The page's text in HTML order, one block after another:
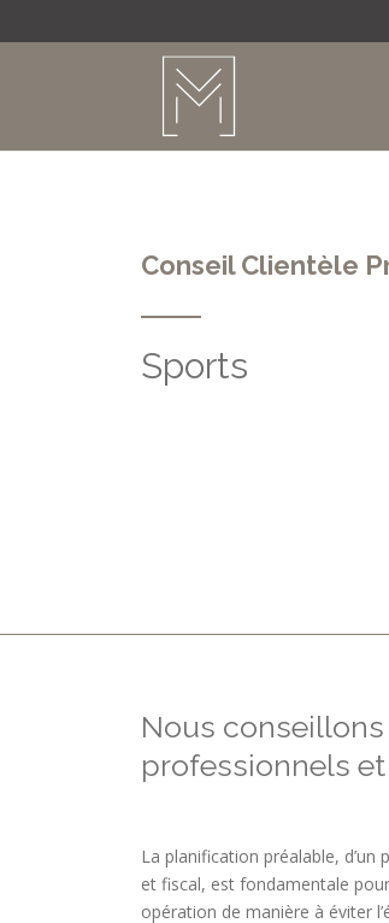
Conseil Clientèle
Sports
Nous
professionnels
La planification préalable, d’un
et fiscal, est fondamentale
opération de manière à éviter